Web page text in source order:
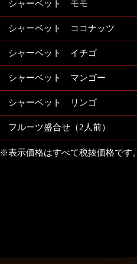
シャーベット モモ
シャーベット ココナッツ
シャーベット イチゴ
シャーベット マンゴー
シャーベット リンゴ
フルーツ盛合せ（2人前）
※表示価格はすべて税抜価格です。